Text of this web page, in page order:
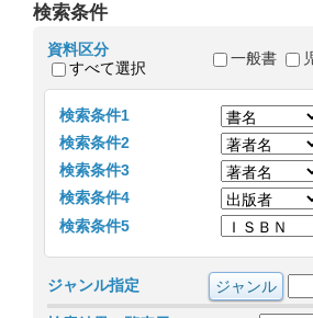
検索条件
資料区分
すべて選択
一般書
検索条件1
検索条件2
検索条件3
検索条件4
検索条件5
ジャンル指定